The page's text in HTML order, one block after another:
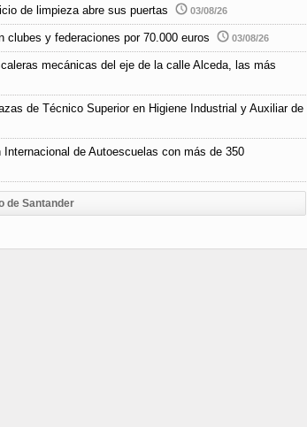
de limpieza abre sus puertas 03/08/26
clubes y federaciones por 70.000 euros 03/08/26
mecánicas del eje de la calle Alceda, las más
de Técnico Superior en Higiene Industrial y Auxiliar de
de Autoescuelas con más de 350
de Santander